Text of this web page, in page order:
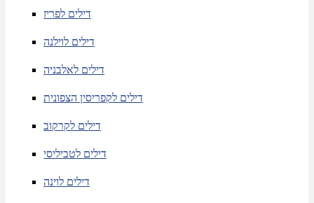
דילים לפריז
דילים לוילנה
דילים לאלבניה
דילים לקפריסין הצפונית
דילים לקרקוב
דילים לטביליסי
דילים לוינה